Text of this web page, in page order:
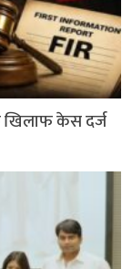
खिलाफ केस दर्ज